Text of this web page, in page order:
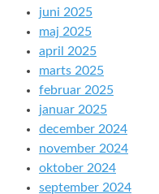
juni 2025
maj 2025
april 2025
marts 2025
februar 2025
januar 2025
december 2024
november 2024
oktober 2024
september 2024